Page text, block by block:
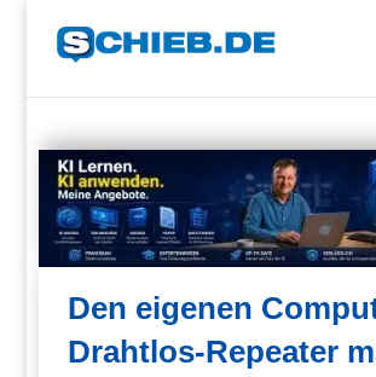
Den eigenen
Drahtlos-Repeater